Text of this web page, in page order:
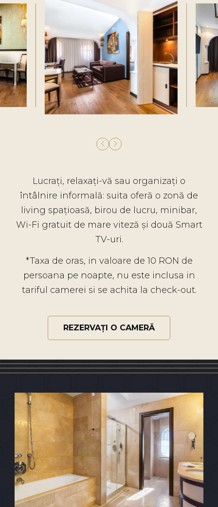
Lucrați, relaxați-vă sau organizați o
întâlnire informală: suita oferă o zonă de
living spațioasă, birou de lucru, minibar,
Wi-Fi gratuit de mare viteză și două Smart
TV-uri.
*Taxa de oras, in valoare de 10 RON de
persoana pe noapte, nu este inclusa in
tariful camerei si se achita la check-out.
REZERVAȚI O CAMERĂ